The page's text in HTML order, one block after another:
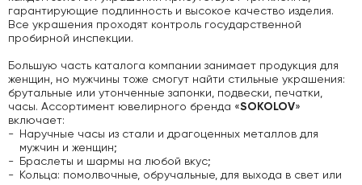
гарантирующие подлинность и высокое качество изделия.
Все украшения проходят контроль государственной
пробирной инспекции.
Большую часть каталога компании занимает продукция для
женщин, но мужчины тоже смогут найти стильные украшения:
брутальные или утонченные запонки, подвески, печатки,
часы. Ассортимент ювелирного бренда «SOKOLOV»
включает:
Наручные часы из стали и драгоценных металлов для
мужчин и женщин;
Браслеты и шармы на любой вкус;
Кольца: помолвочные, обручальные, для выхода в свет или